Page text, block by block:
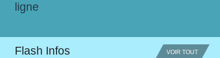
ligne
Flash Infos VOIR TOUT